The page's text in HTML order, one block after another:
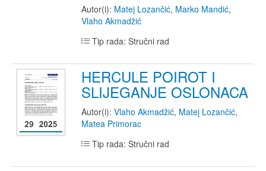
Autor(i): Matej Lozančić, Marko Mandić,
Vlaho Akmadžić
Tip rada: Stručni rad
HERCULE POIROT I
SLIJEGANJE OSLONACA
Autor(i): Vlaho Akmadžić, Matej Lozančić,
Matea Primorac
Tip rada: Stručni rad